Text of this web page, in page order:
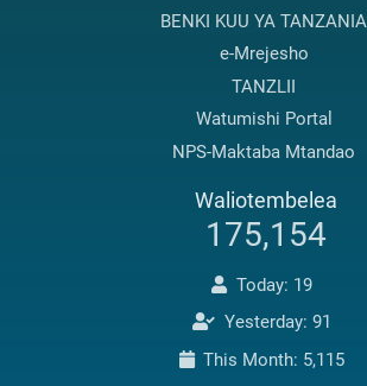
BENKI KUU YA TANZANIA
e-Mrejesho
TANZLII
Watumishi Portal
NPS-Maktaba Mtandao
Waliotembelea
175,154
Today: 19
Yesterday: 91
This Month: 5,115